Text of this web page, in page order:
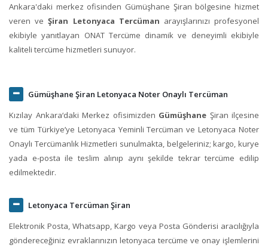
Ankara'daki merkez ofisinden Gümüşhane Şiran bölgesine hizmet
veren veŞiran Letonyaca Tercüman arayışlarınızı profesyonel
ekibiyle yanıtlayan ONAT Tercüme dinamik ve deneyimli ekibiyle
kaliteli tercüme hizmetleri sunuyor.
Gümüşhane Şiran Letonyaca Noter Onaylı Tercüman
Kızılay Ankara‘daki Merkez ofisimizden Gümüşhane Şiran ilçesine
ve tüm Türkiye’ye Letonyaca Yeminli Tercüman ve Letonyaca Noter
Onaylı Tercümanlık Hizmetleri sunulmakta, belgeleriniz; kargo, kurye
yada e-posta ile teslim alınıp aynı şekilde tekrar tercüme edilip
edilmektedir.
Letonyaca Tercüman Şiran
Elektronik Posta, Whatsapp, Kargo veya Posta Gönderisi aracılığıyla
göndereceğiniz evraklarınızın letonyaca tercüme ve onay işlemlerini